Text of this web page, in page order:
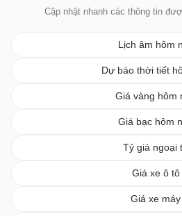
Cập nhật nhanh các thông tin
Lịch âm hôm
Dự báo thời tiết
Giá vàng hôm
Giá bạc hôm
Tỷ giá ngoại
Giá xe ô tô
Giá xe máy